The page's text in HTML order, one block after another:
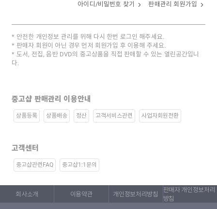
아이디/비밀번호 찾기 판매관리 회원가입
안전한 개인정보 관리를 위해 다시 한번 로그인 해주세요.
판매자 회원이 아닌 경우 먼저 회원가입 후 이용해 주세요.
도서, 전집, 음반 DVD의 중고상품을 직접 판매할 수 있는 열린공간입니
다.
중고샵 판매관리 이용안내
상품등록 상품배송 정산 고객서비스관련 사업자회원전환
고객센터
중고샵관련FAQ 중고샵1:1문의
회사소개 이용약관 개인정보처리방침
판매자 개인정보처리
방침